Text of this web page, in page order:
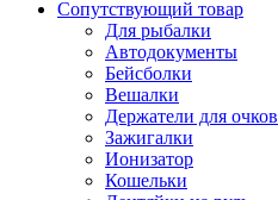
Сопутствующий товар
Для рыбалки
Автодокументы
Бейсболки
Вешалки
Держатели для очков
Зажигалки
Ионизатор
Кошельки